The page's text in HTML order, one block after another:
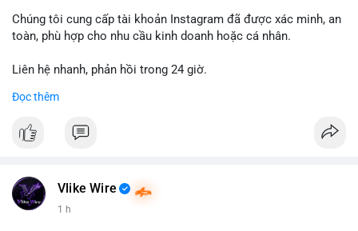
Chúng tôi cung cấp tài khoản Instagram đã được xác minh, an
toàn, phù hợp cho nhu cầu kinh doanh hoặc cá nhân.
Liên hệ nhanh, phản hồi trong 24 giờ.
📞 WhatsApp: +1 660 215-8938
Đọc thêm
Vlike Wire
1 h